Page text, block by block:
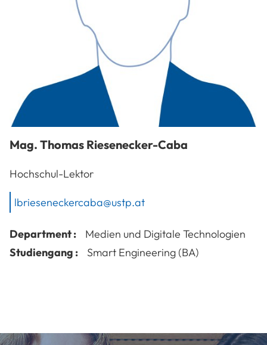
Mag. Thomas Riesenecker-Caba
Hochschul-Lektor
lbrieseneckercaba@ustp.at
Department :
Medien und Digitale Technologien
Studiengang :
Smart Engineering (BA)